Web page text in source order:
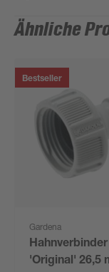
Ähnliche
Bestseller
Gardena
Hahnverbinder
'Original' 26,5